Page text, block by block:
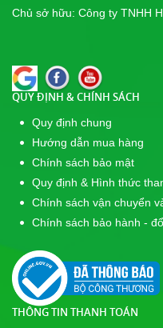
Chủ sở hữu: Công ty TNHH
QUY ĐỊNH & CHÍNH SÁCH
Quy định chung
Hướng dẫn mua hàng
Chính sách bảo mật
Quy định & Hình thức
Chính sách vận chuyển
Chính sách bảo hành -
THÔNG TIN THANH TOÁN